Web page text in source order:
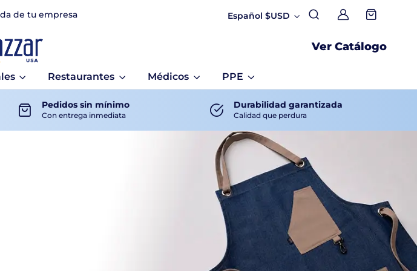
de tu empresa Español $USD Mi Cuenta
Ver Catálogo
Restaurantes Médicos PPE
Pedidos sin mínimo
Con entrega inmediata
Durabilidad garantizada
Calidad que perdura